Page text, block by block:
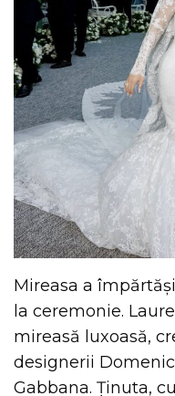
Mireasa a
la ceremonie.
mireasă luxoasă,
designerii
Gabbana. Ținuta,